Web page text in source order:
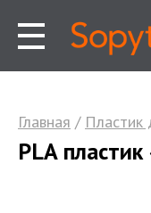
Главная / Пластик
PLA